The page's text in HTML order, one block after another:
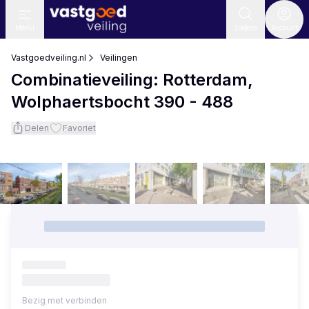
Vastgoedveiling.nl Veilingen
Combinatieveiling: Rotterdam,
Wolphaertsbocht 390 - 488
Delen Favoriet
Bezig met verbinden